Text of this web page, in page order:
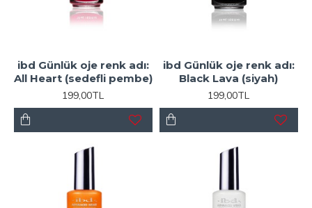
ibd Günlük oje renk adı:
All Heart (sedefli pembe)
199,00TL
ibd Günlük oje renk adı:
Black Lava (siyah)
199,00TL